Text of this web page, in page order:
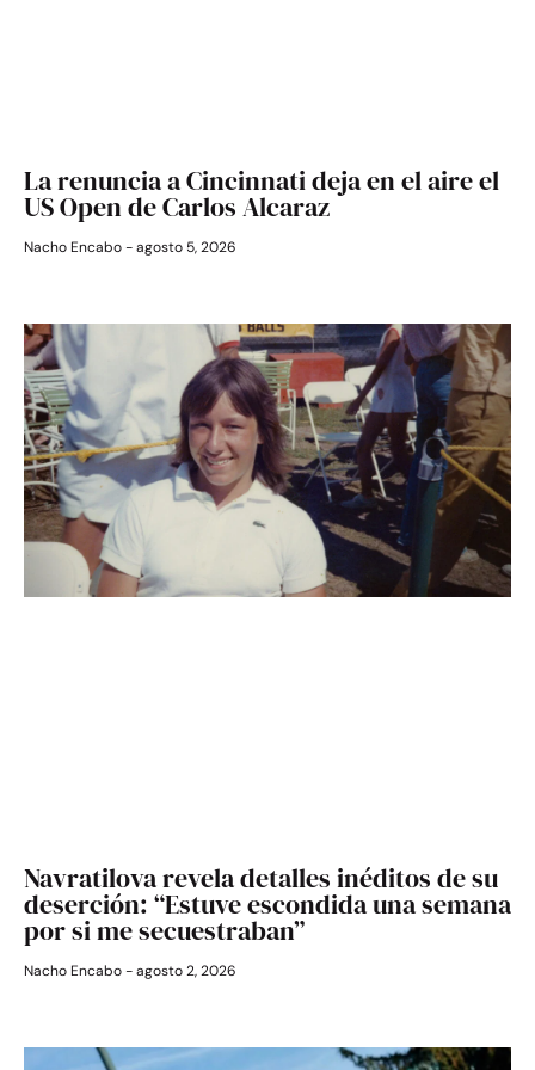
La renuncia a Cincinnati deja en el aire el
US Open de Carlos Alcaraz
Nacho Encabo agosto 5, 2026
Navratilova revela detalles inéditos de su
deserción: “Estuve escondida una semana
por si me secuestraban”
Nacho Encabo agosto 2, 2026